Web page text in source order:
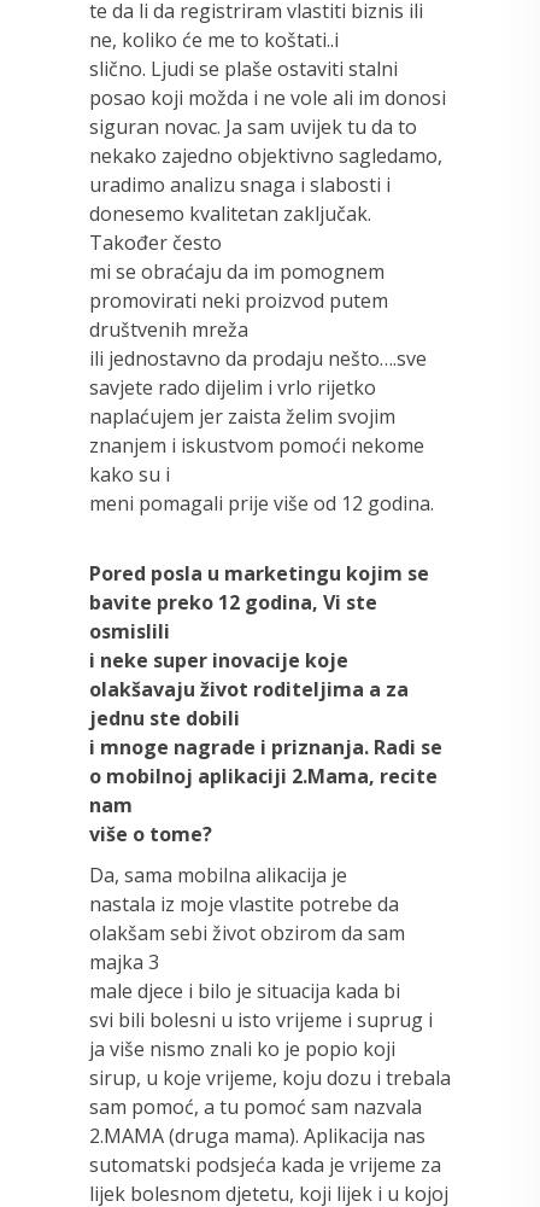
te da li da registriram vlastiti biznis ili
ne, koliko će me to koštati..i
slično. Ljudi se plaše ostaviti stalni
posao koji možda i ne vole ali im donosi
siguran novac. Ja sam uvijek tu da to
nekako zajedno objektivno sagledamo,
uradimo analizu snaga i slabosti i
donesemo kvalitetan zaključak.
Također često
mi se obraćaju da im pomognem
promovirati neki proizvod putem
društvenih mreža
ili jednostavno da prodaju nešto….sve
savjete rado dijelim i vrlo rijetko
naplaćujem jer zaista želim svojim
znanjem i iskustvom pomoći nekome
kako su i
meni pomagali prije više od 12 godina.
Pored posla u marketingu kojim se
bavite preko 12 godina, Vi ste
osmislili
i neke super inovacije koje
olakšavaju život roditeljima a za
jednu ste dobili
i mnoge nagrade i priznanja. Radi se
o mobilnoj aplikaciji 2.Mama, recite
nam
više o tome?
Da, sama mobilna alikacija je
nastala iz moje vlastite potrebe da
olakšam sebi život obzirom da sam
majka 3
male djece i bilo je situacija kada bi
svi bili bolesni u isto vrijeme i suprug i
ja više nismo znali ko je popio koji
sirup, u koje vrijeme, koju dozu i trebala
sam pomoć, a tu pomoć sam nazvala
2.MAMA (druga mama). Aplikacija nas
sutomatski podsjeća kada je vrijeme za
lijek bolesnom djetetu, koji lijek i u kojoj